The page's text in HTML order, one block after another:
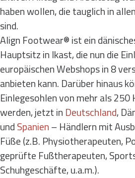
haben wollen, die tauglich in
sind.
Align Footwear® ist ein
Hauptsitz in Ikast, die nun die
europäischen Webshops in 8
anbieten kann. Darüber hinaus
Einlegesohlen von mehr als
werden, jetzt in Deutschland,
und Spanien – Händlern mit
Füße (z.B. Physiotherapeuten,
geprüfte Fußtherapeuten,
Schuhgeschäfte, u.a.m.).